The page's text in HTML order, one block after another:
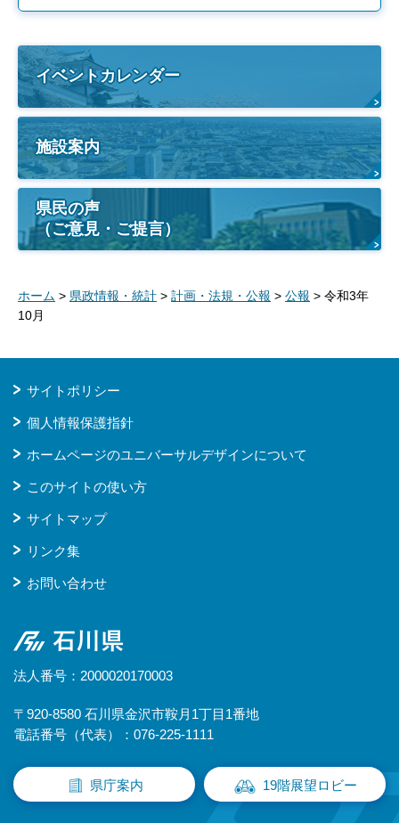
イベントカレンダー
施設案内
県民の声
（ご意見・ご提言）
ホーム > 県政情報・統計 > 計画・法規・公報 > 公報 > 令和3年
10月
サイトポリシー
個人情報保護指針
ホームページのユニバーサルデザインについて
このサイトの使い方
サイトマップ
リンク集
お問い合わせ
石川県
法人番号：2000020170003
〒920-8580 石川県金沢市鞍月1丁目1番地
電話番号（代表）：076-225-1111
県庁案内 19階展望ロビー